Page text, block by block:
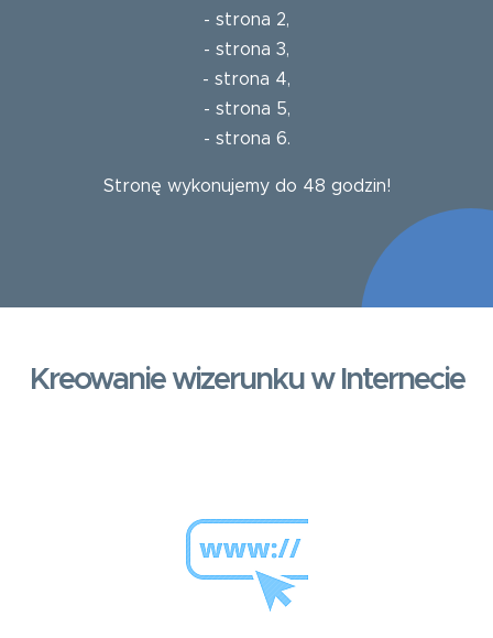
- strona 2,
- strona 3,
- strona 4,
- strona 5,
- strona 6.
Stronę wykonujemy do 48 godzin!
Kreowanie wizerunku w Internecie